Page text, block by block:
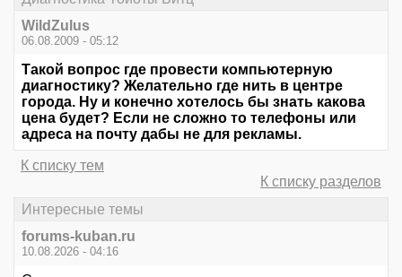
WildZulus
06.08.2009 - 05:12
Такой вопрос где провести компьютерную
диагностику? Желательно где нить в центре
города. Ну и конечно хотелось бы знать какова
цена будет? Если не сложно то телефоны или
адреса на почту дабы не для рекламы.
К списку тем
К списку разделов
Интересные темы
forums-kuban.ru
10.08.2026 - 04:16